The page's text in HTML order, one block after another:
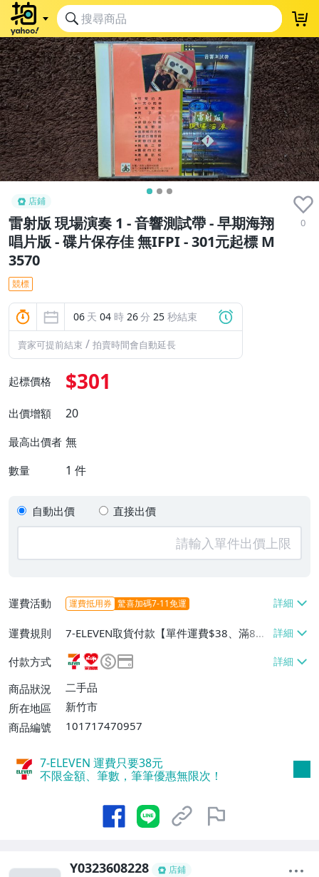
店鋪
雷射版 現場演奏 1 - 音響測試帶 - 早期海翔
唱片版 - 碟片保存佳 無IFPI - 301元起標 M
3570
0
競標
06 天 04 時 26分 24 秒結束
賣家可提前結束 / 拍賣時間會自動延長
起標價格 $301
出價增額 20
最高出價者 無
數量 1 件
自動出價 直接出價
運費活動 運費抵用券 驚喜加碼7-11免運
運費規則
7-ELEVEN取貨付款【單件運費$38、滿8件
或消費滿$3000免運費】、萊爾富取貨付款
【單件運費$60、消費滿$2000免運費】、
郵局掛號【單件運費$60、滿8件或消費滿
$3000免運費】
付款方式
商品狀況
二手品
所在地區
新竹市
商品編號
101717470957
7-ELEVEN 運費只要38元
不限金額、筆數，筆筆優惠無限次！
Y0323608228
店鋪